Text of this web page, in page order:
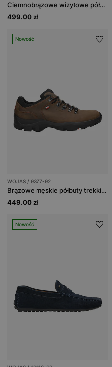
Ciemnobrązowe wizytowe półbuty męskie ze skóry licowej
499.00 zł
Nowość
WOJAS / 9377-92
Brązowe męskie półbuty trekkingowe
449.00 zł
Nowość